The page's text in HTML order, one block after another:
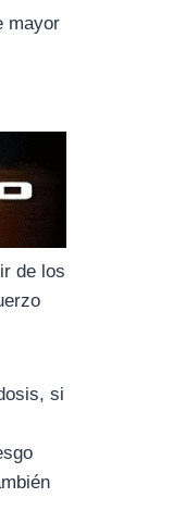
mayor
de los
si